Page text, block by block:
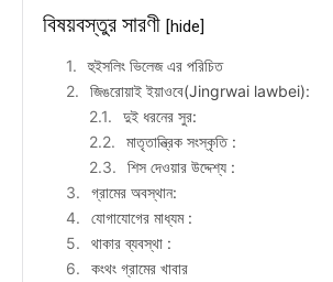
বিষয়বস্তুর সারণী [hide]
হুইসলিং ভিলেজ এর পরিচিত
জিঙরোয়াই ইয়াওবে(Jingrwai lawbei):
দুই ধরনের সুর:
মাতৃতান্ত্রিক সংস্কৃতি :
শিস দেওয়ার উদ্দেশ্য :
গ্রামের অবস্থান:
যোগাযোগের মাধ্যম :
থাকার ব্যবস্থা :
কংথং গ্রামের খাবার